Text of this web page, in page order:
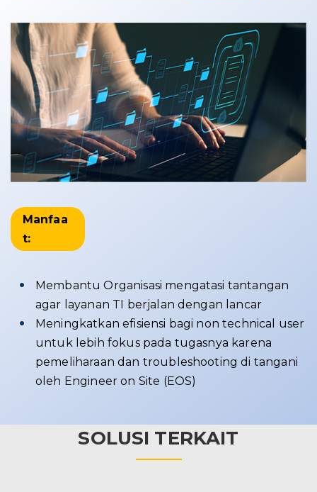
Manfaa
t:
Membantu Organisasi mengatasi tantangan
agar layanan TI berjalan dengan lancar
Meningkatkan efisiensi bagi non technical user
untuk lebih fokus pada tugasnya karena
pemeliharaan dan troubleshooting di tangani
oleh Engineer on Site (EOS)
SOLUSI TERKAIT